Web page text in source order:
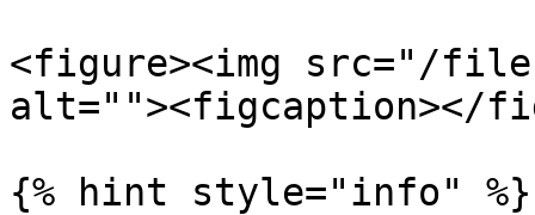
<figure><img src="/files/
alt=""><figcaption></
{% hint style="info" %}